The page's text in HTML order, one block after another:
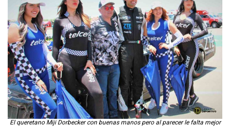
El queretano Miji Dorbecker con buenas manos pero al parecer le falta mejor